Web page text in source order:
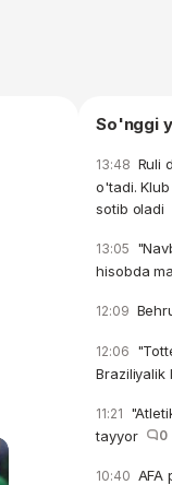
So'nggi
13:48 Ruli
o'tadi.
sotib oladi
13:05
hisobda
12:09
12:06
11:21
tayyor
0
10:40 AFA